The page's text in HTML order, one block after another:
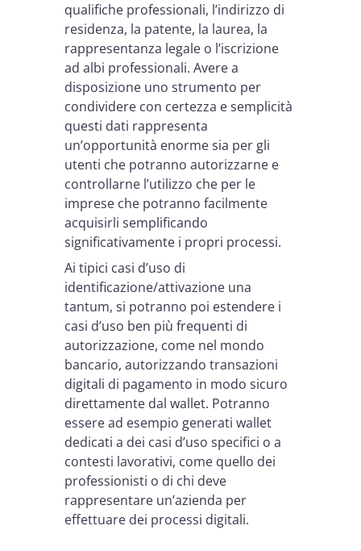
qualifiche professionali, l’indirizzo di
residenza, la patente, la laurea, la
rappresentanza legale o l’iscrizione
ad albi professionali. Avere a
disposizione uno strumento per
condividere con certezza e semplicità
questi dati rappresenta
un’opportunità enorme sia per gli
utenti che potranno autorizzarne e
controllarne l’utilizzo che per le
imprese che potranno facilmente
acquisirli semplificando
significativamente i propri processi.
Ai tipici casi d’uso di
identificazione/attivazione una
tantum, si potranno poi estendere i
casi d’uso ben più frequenti di
autorizzazione, come nel mondo
bancario, autorizzando transazioni
digitali di pagamento in modo sicuro
direttamente dal wallet. Potranno
essere ad esempio generati wallet
dedicati a dei casi d’uso specifici o a
contesti lavorativi, come quello dei
professionisti o di chi deve
rappresentare un’azienda per
effettuare dei processi digitali.